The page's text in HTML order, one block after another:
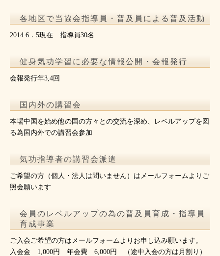
各地区で当協会指導員・普及員による普及活動
2014.6．5現在 指導員30名
健身気功学習に必要な情報公開・会報発行
会報発行年3,4回
国内外の講習会
本場中国を始め他の国の方々との交流を深め、レベルアップを図
る為国内外での講習会参加
気功指導者の講習会派遣
ご希望の方（個人・法人は問いません）はメールフォームよりご
照会願います
会員のレベルアップの為の普及員育成・指導員
育成事業
ご入会ご希望の方はメールフォームよりお申し込み願います。
入会金 1,000円 年会費 6,000円 （途中入会の方は月割り）